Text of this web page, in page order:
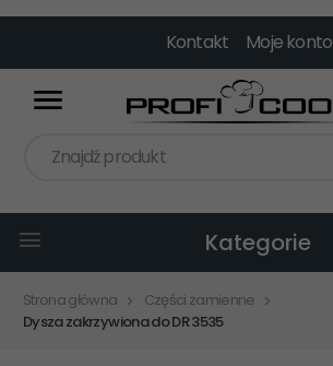
Kontakt Moje konto
Znajdź produkt
Kategorie
Strona główna
Części zamienne
Dysza zakrzywiona do DR 3535